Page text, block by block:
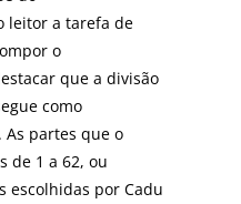
leitor a tarefa de
o
que a divisão
como
partes que o
de 1 a 62, ou
escolhidas por Cadu